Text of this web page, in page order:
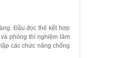
Đầu đọc thẻ kết hợp
phòng thí nghiệm lâm
các chức năng chống